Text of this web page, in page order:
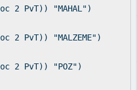
PvT)) "MAHAL")
"MALZEME")
"POZ")